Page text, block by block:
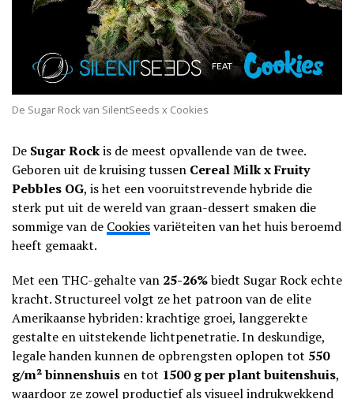
De Sugar Rock van SilentSeeds x Cookies
De Sugar Rockis de meest opvallende van de twee.
Geboren uit de kruising tussen Cereal Milk x Fruity
Pebbles OG, is het een vooruitstrevende hybride die
sterk put uit de wereld van graan-dessert smaken die
sommige van de Cookiesvariëteiten van het huis beroemd
heeft gemaakt.
Met een THC-gehalte van 25-26%biedt Sugar Rock echte
kracht. Structureel volgt ze het patroon van de elite
Amerikaanse hybriden: krachtige groei, langgerekte
gestalte en uitstekende lichtpenetratie. In deskundige,
legale handen kunnen de opbrengsten oplopen tot 550
g/m² binnenshuis en tot 1500 g per plant buitenshuis,
waardoor ze zowel productief als visueel indrukwekkend